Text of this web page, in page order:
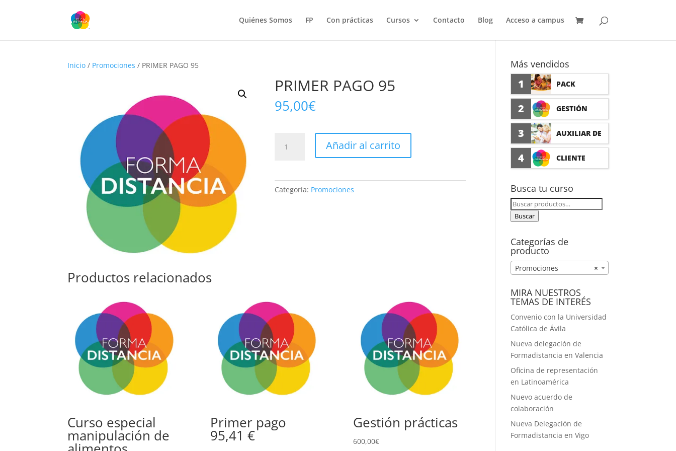
Quiénes Somos FP Con prácticas Cursos Contacto Blog Acceso a campus
Inicio / Promociones / PRIMER PAGO 95
PRIMER PAGO 95
95,00€
PAGO
Añadir al carrito
Categoría: Promociones
Productos relacionados
Curso especial
manipulación de
Primer pago
95,41 €
Gestión prácticas
600,00€
Más vendidos
1 PACK
AUXILIAR DE
GUARDERÍA
CON
2 GESTIÓN
SEGURO DE
ACCIDENTES
(PRÁCTICAS
FORMATIVAS)
3 AUXILIAR DE
FARMACIA Y
IA CON
4 CLIENTE
NCIA -
A MEDIDA
Busca tu curso
Buscar
por:
Buscar
Categorías de
producto
×
Promociones
MIRA NUESTROS
TEMAS DE INTERÉS
Convenio con la Universidad
Católica de Ávila
Nueva delegación de
Formadistancia en Valencia
Oficina de representación
en Latinoamérica
Nuevo acuerdo de
colaboración
Nueva Delegación de
Formadistancia en Vigo